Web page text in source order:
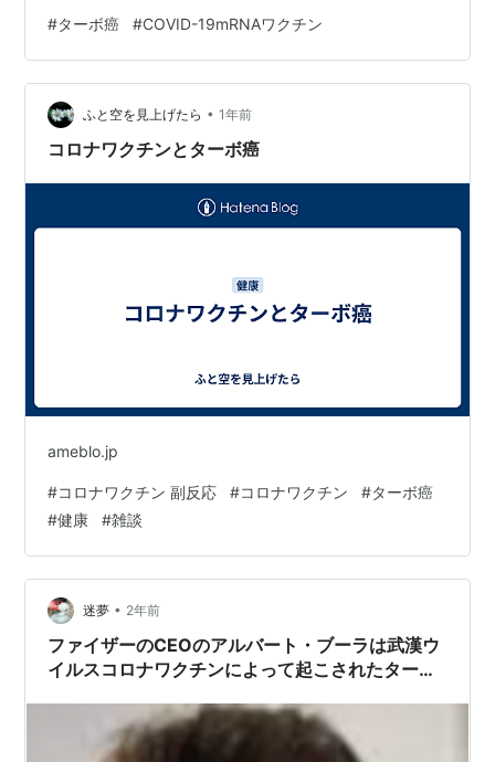
撃的ながんの発生を引き起こす可能性があるという最初
の直接的な証拠として著者らが説明するものを提示し、
警鐘を鳴らした。CERNが運営するオンライン研究リポジ
トリであるZenodoで発表されたこの研究は、モデルナ製
ワクチンを3回接種してから1年以内に急速に進行したス
#ターボ癌 #COVID-19mRNAワクチン
ふと空を見上げたら • 1年前
コロナワクチンとターボ癌
ameblo.jp
#コロナワクチン 副反応 #コロナワクチン #ターボ癌
#健康 #雑談
迷夢 • 2年前
ファイザーのCEOのアルバート・ブーラは武漢ウ
イルスコロナワクチンによって起こされたターボ
い、【ブロックバスター】抗がん剤で儲けようと
しています。